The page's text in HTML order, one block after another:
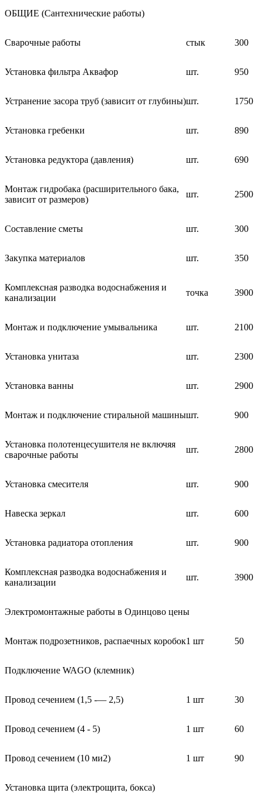
ОБЩИЕ (Сантехнические работы)
Сварочные работы стык 300
Установка фильтра Аквафор шт. 950
Устранение засора труб (зависит от глубины)шт. 1750
Установка гребенки шт. 890
Установка редуктора (давления) шт. 690
Монтаж гидробака (расширительного бака,
зависит от размеров)
шт. 2500
Составление сметы шт. 300
Закупка материалов шт. 350
Комплексная разводка водоснабжения и
канализации
точка 3900
Монтаж и подключение умывальника шт. 2100
Установка унитаза шт. 2300
Установка ванны шт. 2900
Монтаж и подключение стиральной машинышт. 900
Установка полотенцесушителя не включяя
сварочные работы
шт. 2800
Установка смесителя шт. 900
Навеска зеркал шт. 600
Установка радиатора отопления шт. 900
Комплексная разводка водоснабжения и
канализации
шт. 3900
Электромонтажные работы в Одинцово цены
Монтаж подрозетников, распаечных коробок1 шт 50
Подключение WAGO (клемник)
Провод сечением (1,5 -— 2,5) 1 шт 30
Провод сечением (4 - 5) 1 шт 60
Провод сечением (10 ми2) 1 шт 90
Установка щита (электрощита, бокса)